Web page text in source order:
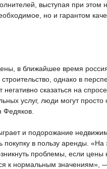
выступая при этом
но и гарантом
в ближайшее время
однако в
сказаться на
услуг, люди могут просто
Федяков.
и подорожание
покупку в пользу аренды. «На
проблемы, если цены
к нормальным значениям», —